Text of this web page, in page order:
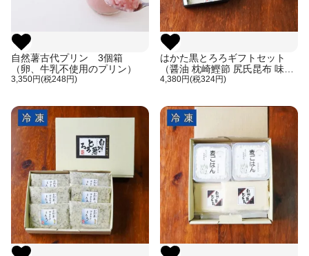
自然薯古代プリン 3個箱
（卵、牛乳不使用のプリン）
3,350円(税248円)
はかた黒とろろギフトセット
（醤油 枕崎鰹節 尻氏昆布 味付
け 60g × 5個入り）
4,380円(税324円)